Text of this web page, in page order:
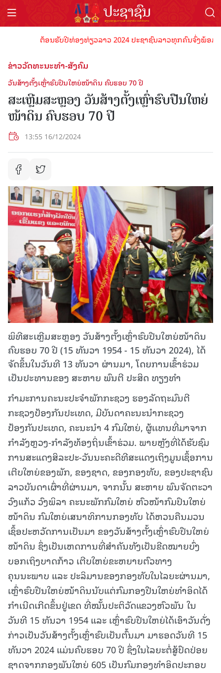
ຕ້ອນຮັບປີທ່ອງທ່ຽວລາວ 2024 ປະຊາຊົນລາວທຸກຄົນຈົ່ງພ້ອມເ
ຂ່າວວັດທະນະທຳ-ສັງຄົມ
ວັນສ້າງຕັ້ງເຫຼົ່າຮົບປືນໃຫຍ່ໜ້າດິນ ຄົບຮອບ 70 ປີ
ສະເຫຼີມສະຫຼອງ ວັນສ້າງຕັ້ງເຫຼົ່າຮົບປືນໃຫຍ່
ໜ້າດິນ ຄົບຮອບ 70 ປີ
13:55 16/12/2024
ພິທີສະເຫຼີມສະຫຼອງ ວັນສ້າງຕັ້ງເຫຼົ່າຮົບປືນໃຫຍ່ໜ້າດິນ
ຄົບຮອບ 70 ປີ (15 ທັນວາ 1954 - 15 ທັນວາ 2024), ໄດ້
ຈັດຂຶ້ນໃນວັນທີ 13 ທັນວາ ຜ່ານມາ, ໂດຍການເຂົ້າຮ່ວມ
ເປັນປະທານຂອງ ສະຫາຍ ພົນຕີ ປະສິດ ທຽງທຳ
ກຳມະການຄະນະປະຈຳພັກກະຊວງ ຮອງລັດຖະມົນຕີ
ກະຊວງປ້ອງກັນປະເທດ, ມີບັນດາຄະນະນຳກະຊວງ
ປ້ອງກັນປະເທດ, ຄະນະນຳ 4 ກົມໃຫຍ່, ຜູ້ເເທນທີ່ມາຈາກ
ກຳລັງຫຼວງ-ກຳລັງທ້ອງຖິ່ນເຂົ້າຮ່ວມ. ພາຍຫຼັງທີ່ໄດ້ຮັບຊົມ
ການສະແດງສິລະປະ-ວັນນະຄະດີທີສະແດງເຖິງມູນເຊຶ້ອການ
ເຕີບໃຫຍ່ຂອງພັກ, ຂອງຊາດ, ຂອງກອງທັບ, ຂອງປະຊາຊົນ
ລາວບັນດາເຜົ່າທີ່ຜ່ານມາ, ຈາກນັ້ນ ສະຫາຍ ພົນຈັດຕະວາ
ວົງແກ້ວ ວົງພິລາ ຄະນະພັກກົມໃຫຍ່ ຫົວໜ້າກົມປຶນໃຫຍ່
ໜ້າດິນ ກົມໃຫຍ່ເສນາທິການກອງທັບ ໄດ້ຫວນຄືນມວນ
ເຊຶ້ອປະຫວັດການເປັນມາ ຂອງວັນສ້າງຕັ້ງເຫຼົ່າຮົບປືນໃຫຍ່
ໜ້າດິນ ຊຶ່ງເປັນເຫດການທີ່ສໍາຄັນທັງເປັນຂີດໝາຍບົ່ງ
ບອກເຖິງບາດກ້າວ ເຕີບໃຫຍ່ຂະຫຍາຍຕົວທາງ
ຄຸນນະພາບ ແລະ ປະລິມານຂອງກອງທັບໃນໄລຍະຜ່ານມາ,
ເຫຼົ່າຮົບປືນໃຫຍ່ໜ້າດິນນັບແຕ່ກົມກອງປືນໃຫຍ່ທໍາອິດໄດ້
ກຳເນີດເກີດຂຶ້ນຢູ່ເຂດ ທີ່ໝັ້ນປະຕິວັດແຂວງຫົວພັນ ໃນ
ວັນທີ 15 ທັນວາ 1954 ແລະ ເຫຼົ່າຮົບປືນໃຫຍ່ໄດ້ເອົາວັນດັ່ງ
ກ່າວເປັນວັນສ້າງຕັ້ງເຫຼົ່າຮົບເປັນຕົ້ນມາ ມາຮອດວັນທີ 15
ທັນວາ 2024 ແມ່ນຄົບຮອບ 70 ປີ ຊຶ່ງໃນໄລຍະຕໍ່ສູ້ປົດປ່ອຍ
ຊາດຈາກກອງພັນໃຫຍ່ 605 ເປັນກົມກອງທໍາອິດປະກອບ